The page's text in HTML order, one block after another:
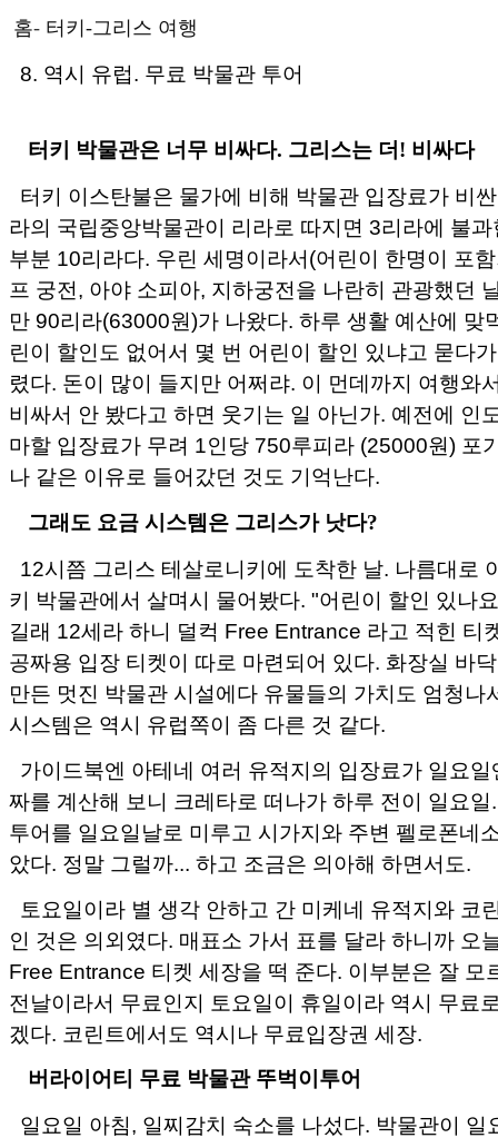
홈- 터키-그리스 여행
8. 역시 유럽. 무료 박물관 투어
터키 박물관은 너무 비싸다. 그리스는 더! 비싸다
터키 이스탄불은 물가에 비해 박물관 입장료가 비
라의 국립중앙박물관이 리라로 따지면 3리라에 불
부분 10리라다. 우린 세명이라서(어린이 한명이 포
프 궁전, 아야 소피아, 지하궁전을 나란히 관광했던
만 90리라(63000원)가 나왔다. 하루 생활 예산에 맞
린이 할인도 없어서 몇 번 어린이 할인 있냐고 묻다
렸다. 돈이 많이 들지만 어쩌랴. 이 먼데까지 여행와
비싸서 안 봤다고 하면 웃기는 일 아닌가. 예전에 인
마할 입장료가 무려 1인당 750루피라 (25000원) 포
나 같은 이유로 들어갔던 것도 기억난다.
그래도 요금 시스템은 그리스가 낫다?
12시쯤 그리스 테살로니키에 도착한 날. 나름대로
키 박물관에서 살며시 물어봤다. "어린이 할인 있나
길래 12세라 하니 덜컥 Free Entrance 라고 적힌 티
공짜용 입장 티켓이 따로 마련되어 있다. 화장실 바
만든 멋진 박물관 시설에다 유물들의 가치도 엄청나
시스템은 역시 유럽쪽이 좀 다른 것 같다.
가이드북엔 아테네 여러 유적지의 입장료가 일요
짜를 계산해 보니 크레타로 떠나가 하루 전이 일요
투어를 일요일날로 미루고 시가지와 주변 펠로폰네
았다. 정말 그럴까... 하고 조금은 의아해 하면서도.
토요일이라 별 생각 안하고 간 미케네 유적지와 코
인 것은 의외였다. 매표소 가서 표를 달라 하니까 오
Free Entrance 티켓 세장을 떡 준다. 이부분은 잘 모
전날이라서 무료인지 토요일이 휴일이라 역시 무료
겠다. 코린트에서도 역시나 무료입장권 세장.
버라이어티 무료 박물관 뚜벅이투어
일요일 아침, 일찌감치 숙소를 나섰다. 박물관이 일